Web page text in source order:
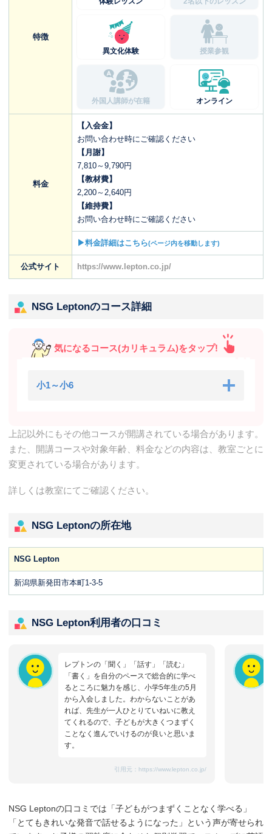
特徴
異文化体験 授業参観
外国人講師が在籍 オンライン
料金
【入会金】
お問い合わせ時にご確認ください
【月謝】
7,810～9,790円
【教材費】
2,200～2,640円
【維持費】
お問い合わせ時にご確認ください
▶料金詳細はこちら(ページ内を移動します)
公式サイト https://www.lepton.co.jp/
NSG Leptonのコース詳細
気になるコース(カリキュラム)をタップ!
小1～小6
上記以外にもその他コースが開講されている場合があります。
また、開講コースや対象年齢、料金などの内容は、教室ごとに
変更されている場合があります。
詳しくは教室にてご確認ください。
NSG Leptonの所在地
NSG Lepton
新潟県新発田市本町1-3-5
NSG Lepton利用者の口コミ
レプトンの「聞く」「話す」「読む」
「書く」を自分のペースで総合的に学べ
るところに魅力を感じ、小学5年生の5月
から入会しました。わからないことがあ
れば、先生が一人ひとりていねいに教え
てくれるので、子どもが大きくつまずく
ことなく進んでいけるのが良いと思いま
す。
引用元： https://www.lepton.co.jp/
NSG Leptonの口コミでは「子どもがつまずくことなく学べる」
「とてもきれいな発音で話せるようになった」という声が寄せられ